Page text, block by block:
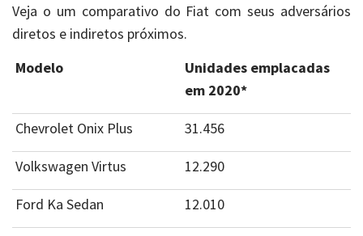
Veja o um comparativo do Fiat com seus adversários
diretos e indiretos próximos.
Modelo
Unidades emplacadas
em 2020*
Chevrolet Onix Plus 31.456
Volkswagen Virtus 12.290
Ford Ka Sedan 12.010